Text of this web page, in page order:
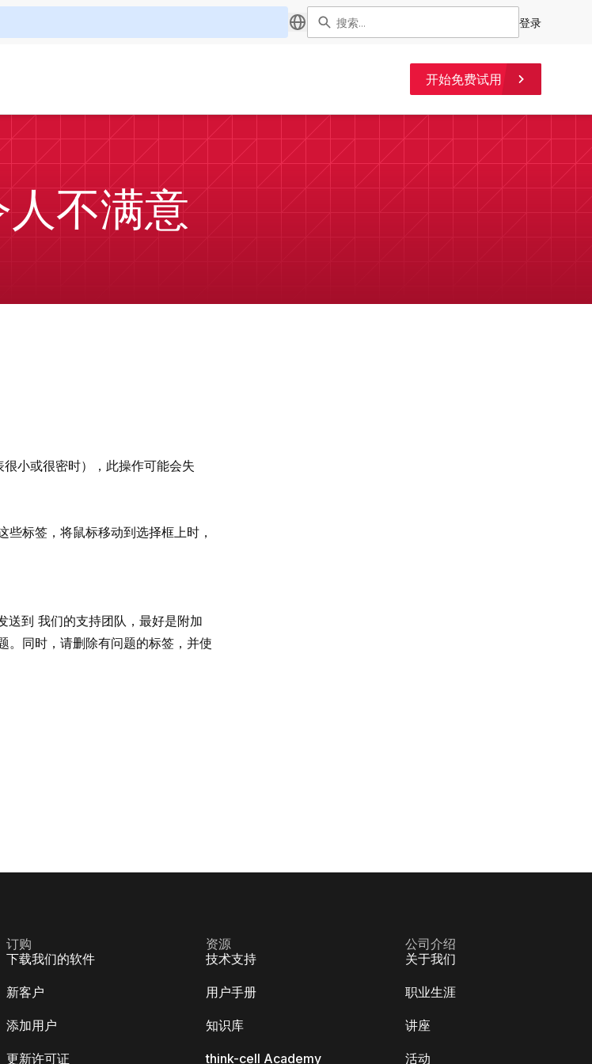
登录
开始免费试用
不满意
小或很密时），此操作可能会失
标签，将鼠标移动到选择框上时，
送到 我们的支持团队 ，最好是附加
。同时，请删除有问题的标签，并使
订购
下载我们的软件
新客户
添加用户
更新许可证
资源
技术支持
用户手册
知识库
think-cell Academy
公司介绍
关于我们
职业生涯
讲座
活动